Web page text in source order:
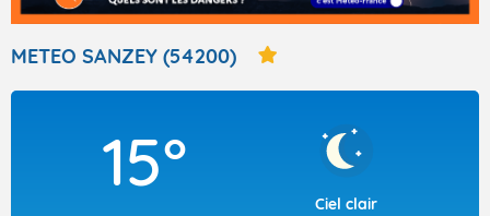
TOUS LES RÉSULTATS
Articles
METEO SANZEY (54200)
15°
Ciel clair